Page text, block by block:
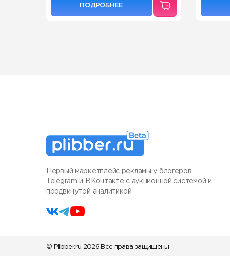
ПОДРОБНЕЕ
Первый маркетплейс рекламы у блогеров
Telegram и ВКонтакте с аукционной системой и
продвинутой аналитикой
© Plibber.ru 2026 Все права защищены